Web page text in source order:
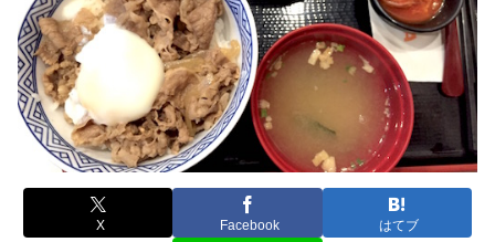
X Facebook はてブ